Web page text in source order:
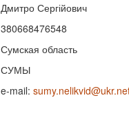
Дмитро Сергійович
380668476548
Сумская область
СУМЫ
e-mail: